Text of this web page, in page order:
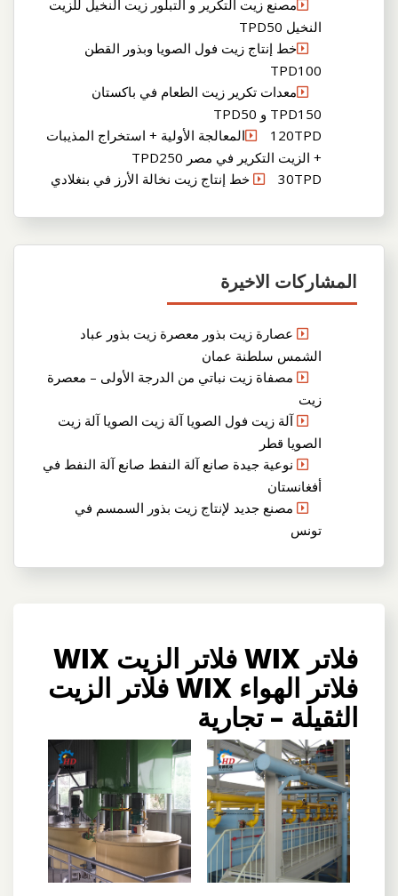
مصنع زيت التكرير و التبلور زيت النخيل للزيت
النخيل TPD50
خط إنتاج زيت فول الصويا وبذور القطن
TPD100
معدات تكرير زيت الطعام في باكستان
TPD150 و TPD50
120TPDالمعالجة الأولية + استخراج المذيبات
+ الزيت التكرير في مصر TPD250
30TPD خط إنتاج زيت نخالة الأرز في بنغلادي
المشاركات الاخيرة
عصارة زيت بذور معصرة زيت بذور عباد
الشمس سلطنة عمان
مصفاة زيت نباتي من الدرجة الأولى – معصرة
زيت
آلة زيت فول الصويا آلة زيت الصويا آلة زيت
الصويا قطر
نوعية جيدة صانع آلة النفط صانع آلة النفط في
أفغانستان
مصنع جديد لإنتاج زيت بذور السمسم في
تونس
فلاتر WIX فلاتر الزيت WIX
فلاتر الهواء WIX فلاتر الزيت
الثقيلة – تجارية